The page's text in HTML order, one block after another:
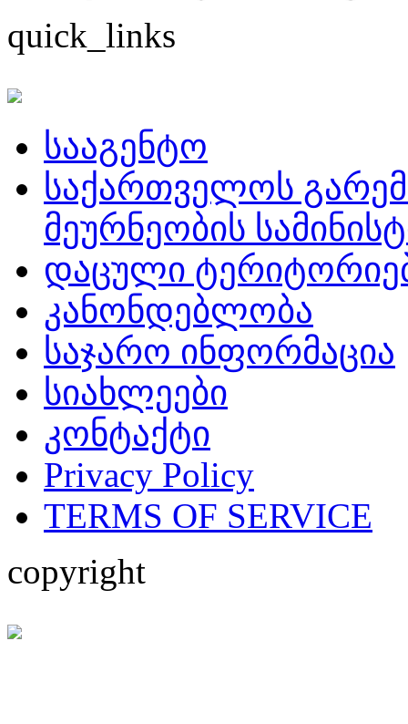
quick_links
სააგენტო
საქართველოს
მეურნეობის
დაცული
კანონდებლობა
საჯარო ინფორმაცია
სიახლეები
კონტაქტი
Privacy Policy
TERMS OF SERVICE
copyright